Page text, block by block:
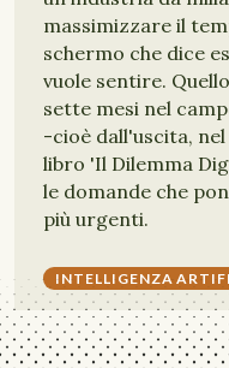
massimizzare il
schermo che dice
vuole sentire.
sette mesi nel
-cioè dall'uscita,
libro 'Il Dilemma
le domande che
più urgenti.
INTELLIGENZA